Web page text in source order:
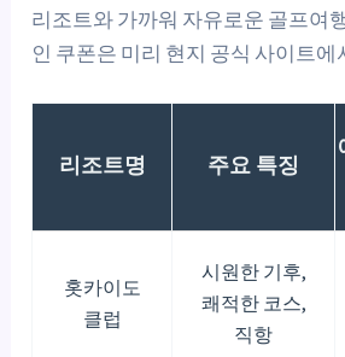
리조트와 가까워 자유로운 골프여
인 쿠폰은 미리 현지 공식 사이트
리조트명 주요 특징
홋카이도
클럽
시원한 기후,
쾌적한 코스,
직항